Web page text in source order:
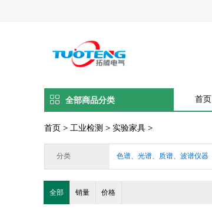
全部商品分类 首页
首页 > 工业检测 > 实验家具 >
分类 色谱、光谱、质谱、波谱仪器
水质及电化学分析仪器
工程检测仪器
全部 销量 价格